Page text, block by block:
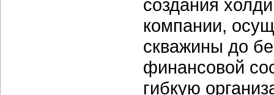
создания
компании,
скважины до
финансовой
гибкую